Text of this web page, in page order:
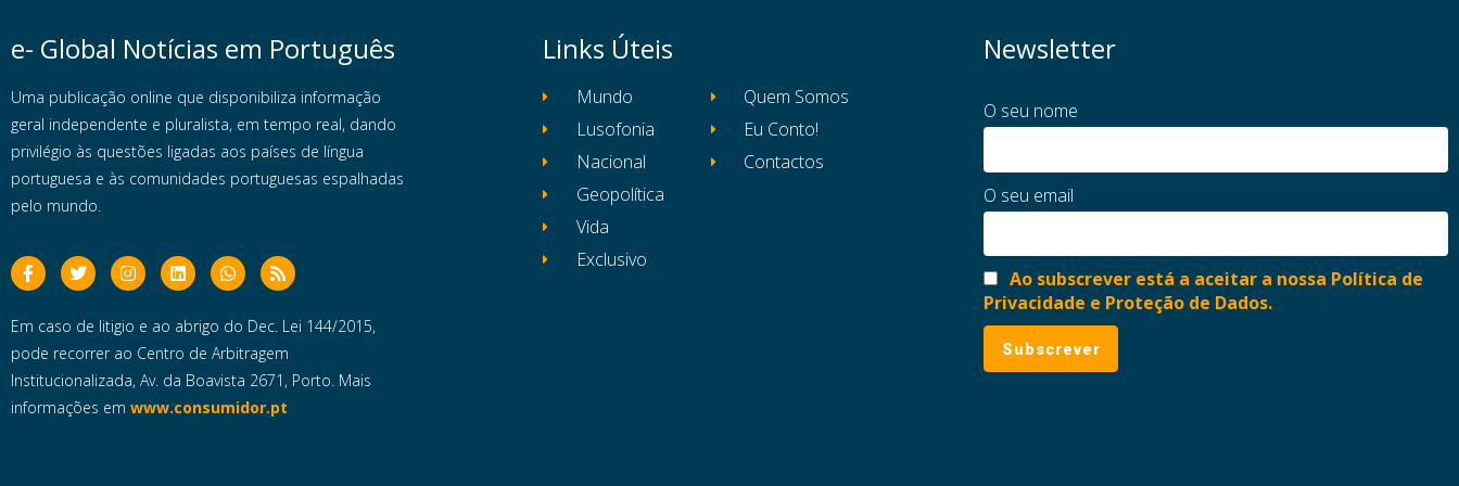
e- Global Notícias em Português
Uma publicação online que disponibiliza informação
geral independente e pluralista, em tempo real, dando
privilégio às questões ligadas aos países de língua
portuguesa e às comunidades portuguesas espalhadas
pelo mundo.
Em caso de litigio e ao abrigo do Dec. Lei 144/2015,
pode recorrer ao Centro de Arbitragem
Institucionalizada, Av. da Boavista 2671, Porto. Mais
informações em www.consumidor.pt
Links Úteis
Mundo
Lusofonia
Nacional
Geopolítica
Vida
Exclusivo
Quem Somos
Eu Conto!
Contactos
Newsletter
O seu nome
O seu email
Ao subscrever está a aceitar a nossa Política de
Privacidade e Proteção de Dados.